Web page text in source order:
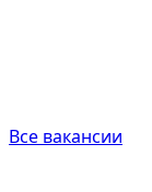
Все вакансии